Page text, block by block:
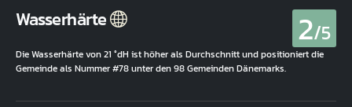
Wasserhärte 2/5
Die Wasserhärte von 21 °dH ist höher als Durchschnitt und positioniert die
Gemeinde als Nummer #78 unter den 98 Gemeinden Dänemarks.